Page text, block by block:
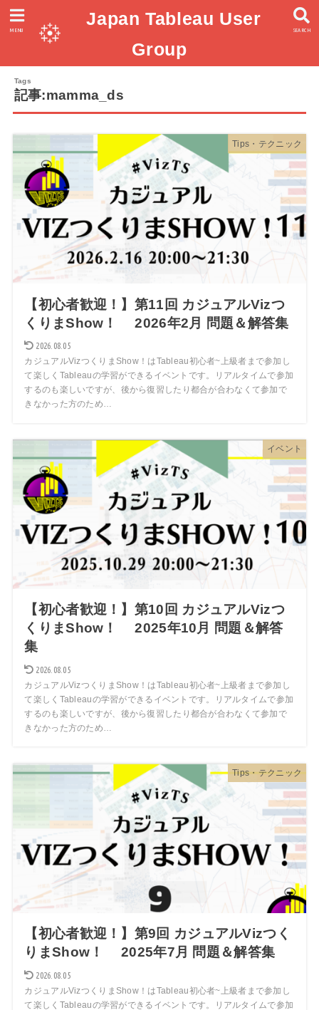
Japan Tableau User
Group
SEARCH
MENU
記事:mamma_ds
Tips・テクニック
【初心者歓迎！】第11回 カジュアルVizつ
くりまShow！ 2026年2月 問題＆解答集
2026.08.05
カジュアルVizつくりまShow！はTableau初心者~上級者まで参加し
て楽しくTableauの学習ができるイベントです。リアルタイムで参加
するのも楽しいですが、後から復習したり都合が合わなくて参加で
きなかった方のため…
イベント
【初心者歓迎！】第10回 カジュアルVizつ
くりまShow！ 2025年10月 問題＆解答
集
2026.08.05
カジュアルVizつくりまShow！はTableau初心者~上級者まで参加し
て楽しくTableauの学習ができるイベントです。リアルタイムで参加
するのも楽しいですが、後から復習したり都合が合わなくて参加で
きなかった方のため…
Tips・テクニック
【初心者歓迎！】第9回 カジュアルVizつく
りまShow！ 2025年7月 問題＆解答集
2026.08.05
カジュアルVizつくりまShow！はTableau初心者~上級者まで参加し
て楽しくTableauの学習ができるイベントです。リアルタイムで参加